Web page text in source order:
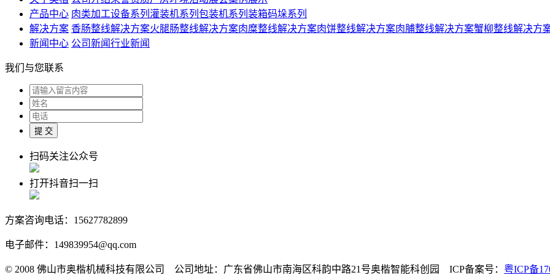
产品中心 肉类加工设备系列 灌装机系列 包装机系列 装箱码垛系列
解决方案 香肠整线解决方案火腿肠整线解决方案肉糜整线解决方案肉饼整线解决方案肉脯整线解决方案蟹柳整线解决方
新闻中心 公司新闻行业新闻
我们与您联系
扫码关注公众号
打开抖音扫一扫
方案咨询电话：15627782899
电子邮件：149839954@qq.com
© 2008 佛山市奥楷机械科技有限公司 公司地址：广东省佛山市南海区科韵中路21号奥楷智能科创园 ICP备案号： 粤ICP备